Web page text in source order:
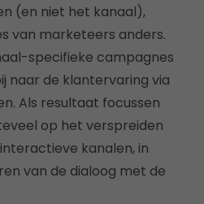
(en niet het kanaal),
van marketeers anders.
specifieke campagnes
naar de klantervaring via
Als resultaat focussen
op het verspreiden
kanalen, in
van de dialoog met de